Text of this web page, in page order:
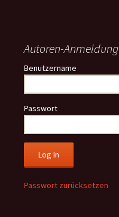
Autoren-Anmeldung
Benutzername
Passwort
Passwort zurücksetzen